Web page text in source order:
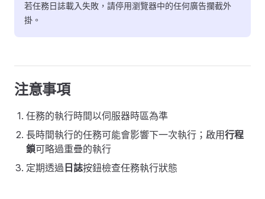
若任務日誌載入失敗，請停用瀏覽器中的任何廣告攔截外
掛。
注意事項
任務的執行時間以伺服器時區為準
長時間執行的任務可能會影響下一次執行；啟用行程
鎖可略過重疊的執行
定期透過 日誌按鈕檢查任務執行狀態